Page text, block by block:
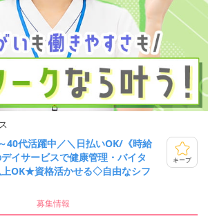
40代活躍中／＼日払いOK/《時給
イサービスで健康管理・バイタ
OK★資格活かせる◇自由なシフ
キープ
募集情報